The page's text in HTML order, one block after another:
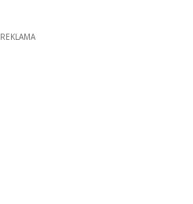
REKLAMA